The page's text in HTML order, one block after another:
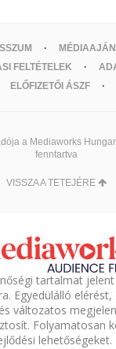
FELTÉTELEK
ELŐFIZETŐI ÁSZF
a Mediaworks
fenntartva
VISSZA A TETEJÉRE
tartalmat
Egyedülálló elérést,
változatos
Folyamatosan
lehetőségeket.